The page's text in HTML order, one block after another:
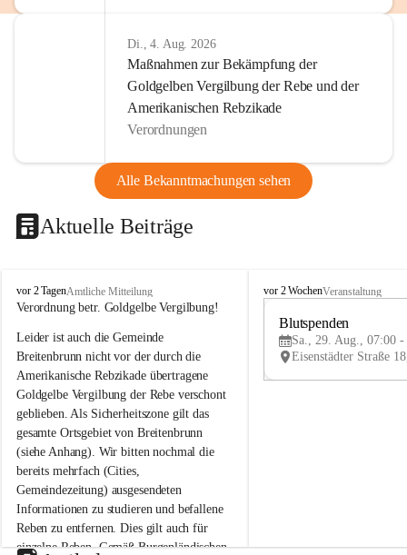
Di., 4. Aug. 2026
Maßnahmen zur Bekämpfung der
Goldgelben Vergilbung der Rebe und der
Amerikanischen Rebzikade
Verordnungen
Alle Bekanntmachungen sehen
Aktuelle Beiträge
B
r
i
t
e
n
b
r
u
n
n
a
m
N
e
vor 2 TagenAmtliche Mitteilung
Verordnung betr. Goldgelbe Vergilbung!
Leider ist auch die Gemeinde
Breitenbrunn nicht vor der durch die
Amerikanische Rebzikade übertragene
Goldgelbe Vergilbung der Rebe verschont
geblieben. Als Sicherheitszone gilt das
gesamte Ortsgebiet von Breitenbrunn
(siehe Anhang). Wir bitten nochmal die
bereits mehrfach (Cities,
Gemeindezeitung) ausgesendeten
Informationen zu studieren und befallene
Reben zu entfernen. Dies gilt auch für
einzelne Reben. Gemäß Burgenländischen
B
e
vor 2 WochenVeranstaltung
Blutspenden
Sa., 29. Aug., 07:00 -